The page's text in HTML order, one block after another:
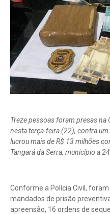
Treze pessoas foram presas na
nesta terça-feira (22), contra
lucrou mais de R$ 13 milhões
Tangará da Serra, município a
Conforme a Polícia Civil,
mandados de prisão
apreensão, 16 ordens de